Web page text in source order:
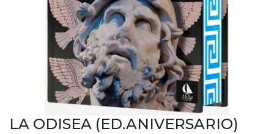
LA ODISEA (ED.ANIVERSARIO)